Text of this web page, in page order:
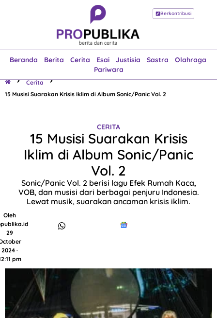
Berkontribusi
Beranda Berita Cerita Esai Justisia Sastra
Olahraga
Pariwara
Beranda
Esai
Justisia
Sastra
Olahraga
Pariwara
Cerita
15 Musisi Suarakan Krisis Iklim di Album Sonic/Panic Vol. 2
CERITA
15 Musisi Suarakan Krisis
Iklim di Album Sonic/Panic
Vol. 2
Sonic/Panic Vol. 2 berisi lagu Efek Rumah Kaca,
VOB, dan musisi dari berbagai penjuru Indonesia.
Lewat musik, suarakan ancaman krisis iklim.
Oleh
29
2024 ·
pm